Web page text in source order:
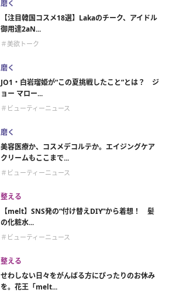
磨く
【注目韓国コスメ18選】Lakaのチーク、アイドル
御用達2aN...
＃美欲トーク
磨く
JO1・白岩瑠姫が“この夏挑戦したこと”とは？ ジ
ョー マロー...
＃ビューティーニュース
磨く
美容医療か、コスメデコルテか。エイジングケア
クリームもここまで...
＃ビューティーニュース
整える
【melt】SNS発の“付け替えDIY”から着想！ 髪
の化粧水...
＃ビューティーニュース
整える
せわしない日々をがんばる方にぴったりのお休み
を。花王「melt...